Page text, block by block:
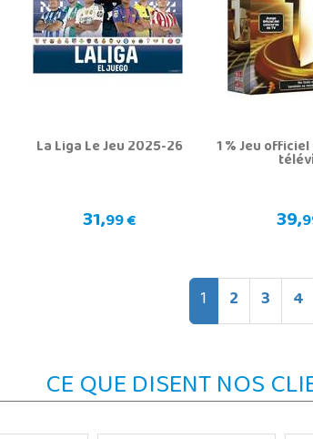
La Liga Le Jeu 2025-26
31,99 €
1 % Jeu
39,
1 2 3 4
CE QUE DISENT NOS